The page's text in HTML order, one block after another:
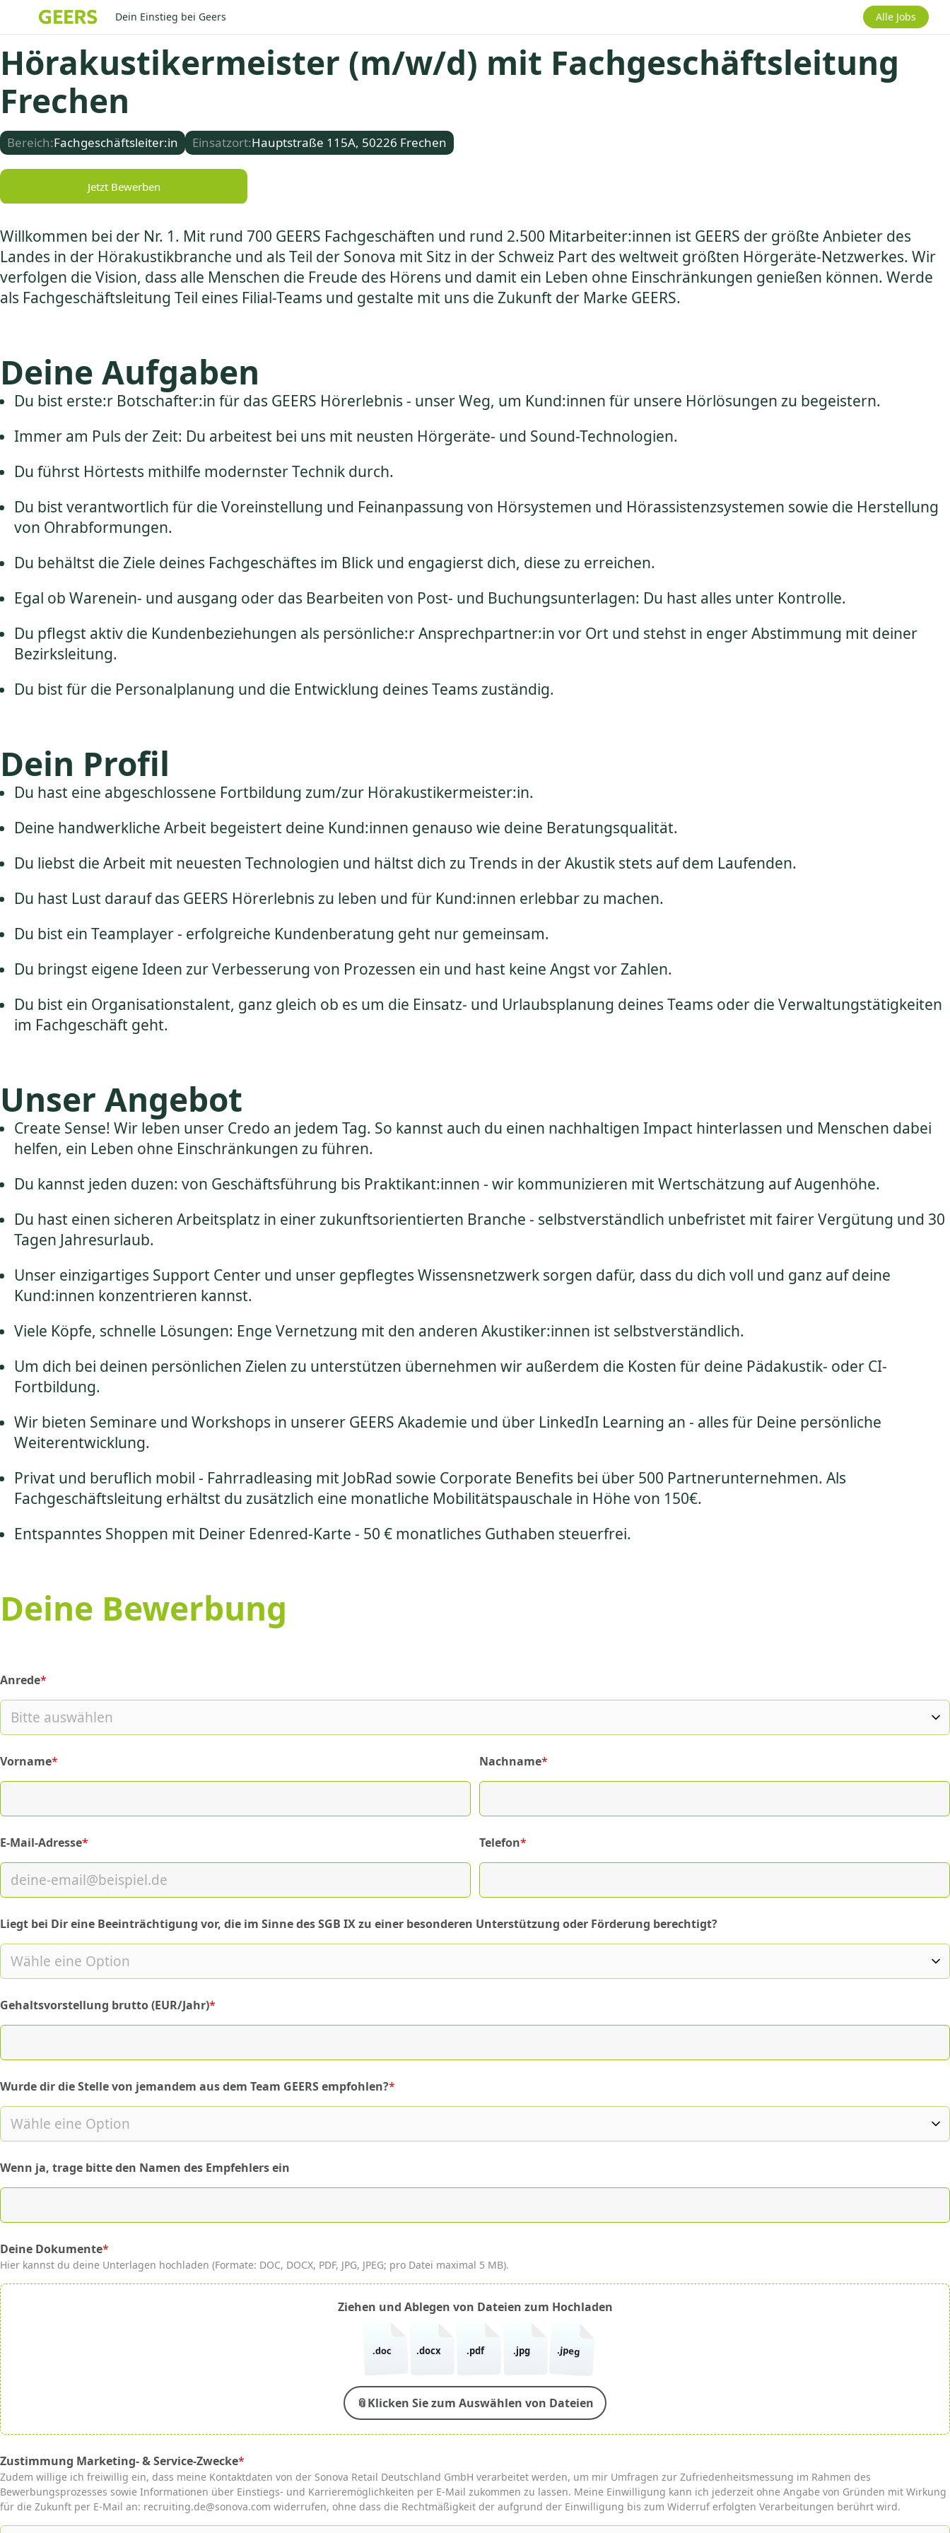
Dein Einstieg bei Geers Alle Jobs
Hörakustikermeister (m/w/d) mit Fachgeschäftsleitung
Frechen
Bereich:Fachgeschäftsleiter:in Einsatzort:Hauptstraße 115A, 50226 Frechen
Jetzt Bewerben
Willkommen bei der Nr. 1. Mit rund 700 GEERS Fachgeschäften und rund 2.500 Mitarbeiter:innen ist GEERS der größte Anbieter des
Landes in der Hörakustikbranche und als Teil der Sonova mit Sitz in der Schweiz Part des weltweit größten Hörgeräte-Netzwerkes. Wir
verfolgen die Vision, dass alle Menschen die Freude des Hörens und damit ein Leben ohne Einschränkungen genießen können. Werde
als Fachgeschäftsleitung Teil eines Filial-Teams und gestalte mit uns die Zukunft der Marke GEERS.
Deine Aufgaben
Du bist erste:r Botschafter:in für das GEERS Hörerlebnis - unser Weg, um Kund:innen für unsere Hörlösungen zu begeistern.
Immer am Puls der Zeit: Du arbeitest bei uns mit neusten Hörgeräte- und Sound-Technologien.
Du führst Hörtests mithilfe modernster Technik durch.
Du bist verantwortlich für die Voreinstellung und Feinanpassung von Hörsystemen und Hörassistenzsystemen sowie die Herstellung
von Ohrabformungen.
Du behältst die Ziele deines Fachgeschäftes im Blick und engagierst dich, diese zu erreichen.
Egal ob Warenein- und ausgang oder das Bearbeiten von Post- und Buchungsunterlagen: Du hast alles unter Kontrolle.
Du pflegst aktiv die Kundenbeziehungen als persönliche:r Ansprechpartner:in vor Ort und stehst in enger Abstimmung mit deiner
Bezirksleitung.
Du bist für die Personalplanung und die Entwicklung deines Teams zuständig.
Dein Profil
Du hast eine abgeschlossene Fortbildung zum/zur Hörakustikermeister:in.
Deine handwerkliche Arbeit begeistert deine Kund:innen genauso wie deine Beratungsqualität.
Du liebst die Arbeit mit neuesten Technologien und hältst dich zu Trends in der Akustik stets auf dem Laufenden.
Du hast Lust darauf das GEERS Hörerlebnis zu leben und für Kund:innen erlebbar zu machen.
Du bist ein Teamplayer - erfolgreiche Kundenberatung geht nur gemeinsam.
Du bringst eigene Ideen zur Verbesserung von Prozessen ein und hast keine Angst vor Zahlen.
Du bist ein Organisationstalent, ganz gleich ob es um die Einsatz- und Urlaubsplanung deines Teams oder die Verwaltungstätigkeiten
im Fachgeschäft geht.
Unser Angebot
Create Sense! Wir leben unser Credo an jedem Tag. So kannst auch du einen nachhaltigen Impact hinterlassen und Menschen dabei
helfen, ein Leben ohne Einschränkungen zu führen.
Du kannst jeden duzen: von Geschäftsführung bis Praktikant:innen - wir kommunizieren mit Wertschätzung auf Augenhöhe.
Du hast einen sicheren Arbeitsplatz in einer zukunftsorientierten Branche - selbstverständlich unbefristet mit fairer Vergütung und 30
Tagen Jahresurlaub.
Unser einzigartiges Support Center und unser gepflegtes Wissensnetzwerk sorgen dafür, dass du dich voll und ganz auf deine
Kund:innen konzentrieren kannst.
Viele Köpfe, schnelle Lösungen: Enge Vernetzung mit den anderen Akustiker:innen ist selbstverständlich.
Um dich bei deinen persönlichen Zielen zu unterstützen übernehmen wir außerdem die Kosten für deine Pädakustik- oder CI-
Fortbildung.
Wir bieten Seminare und Workshops in unserer GEERS Akademie und über LinkedIn Learning an - alles für Deine persönliche
Weiterentwicklung.
Privat und beruflich mobil - Fahrradleasing mit JobRad sowie Corporate Benefits bei über 500 Partnerunternehmen. Als
Fachgeschäftsleitung erhältst du zusätzlich eine monatliche Mobilitätspauschale in Höhe von 150€.
Entspanntes Shoppen mit Deiner Edenred-Karte - 50 € monatliches Guthaben steuerfrei.
Deine Bewerbung
Anrede*
(required)
Vorname*
(required) Nachname*
(required)
E-Mail-Adresse*
(required) Telefon*
(required)
Liegt bei Dir eine Beeinträchtigung vor, die im Sinne des SGB IX zu einer besonderen Unterstützung oder Förderung berechtigt?
Gehaltsvorstellung brutto (EUR/Jahr)*
(required)
Wurde dir die Stelle von jemandem aus dem Team GEERS empfohlen?*
(required)
Wenn ja, trage bitte den Namen des Empfehlers ein
Deine Dokumente*
(required)
Hier kannst du deine Unterlagen hochladen (Formate: DOC, DOCX, PDF, JPG, JPEG; pro Datei maximal 5 MB).
Ziehen und Ablegen von Dateien zum Hochladen
.doc .docx .pdf .jpg .jpeg
📎Klicken Sie zum Auswählen von Dateien
Zustimmung Marketing- & Service-Zwecke*
(required)
Zudem willige ich freiwillig ein, dass meine Kontaktdaten von der Sonova Retail Deutschland GmbH verarbeitet werden, um mir Umfragen zur Zufriedenheitsmessung im Rahmen des
Bewerbungsprozesses sowie Informationen über Einstiegs- und Karrieremöglichkeiten per E-Mail zukommen zu lassen. Meine Einwilligung kann ich jederzeit ohne Angabe von Gründen mit Wirkung
für die Zukunft per E-Mail an: recruiting.de@sonova.com widerrufen, ohne dass die Rechtmäßigkeit der aufgrund der Einwilligung bis zum Widerruf erfolgten Verarbeitungen berührt wird.